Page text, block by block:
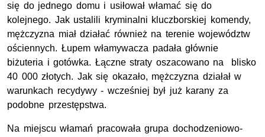
się do jednego domu i usiłował włamać się do
kolejnego. Jak ustalili kryminalni kluczborskiej komendy,
mężczyzna miał działać również na terenie województw
ościennych. Łupem włamywacza padała głównie
biżuteria i gotówka. Łączne straty oszacowano na blisko
40 000 złotych. Jak się okazało, mężczyzna działał w
warunkach recydywy - wcześniej był już karany za
podobne przestępstwa.
Na miejscu włamań pracowała grupa dochodzeniowo-